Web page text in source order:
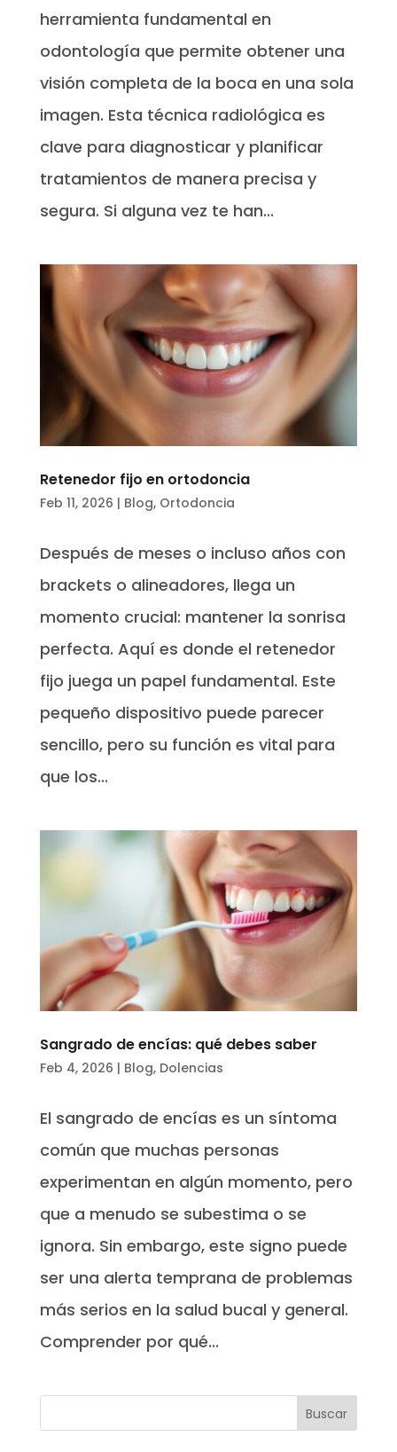
herramienta fundamental en
odontología que permite obtener una
visión completa de la boca en una sola
imagen. Esta técnica radiológica es
clave para diagnosticar y planificar
tratamientos de manera precisa y
segura. Si alguna vez te han...
Retenedor fijo en ortodoncia
Feb 11, 2026 | Blog, Ortodoncia
Después de meses o incluso años con
brackets o alineadores, llega un
momento crucial: mantener la sonrisa
perfecta. Aquí es donde el retenedor
fijo juega un papel fundamental. Este
pequeño dispositivo puede parecer
sencillo, pero su función es vital para
que los...
Sangrado de encías: qué debes saber
Feb 4, 2026 | Blog, Dolencias
El sangrado de encías es un síntoma
común que muchas personas
experimentan en algún momento, pero
que a menudo se subestima o se
ignora. Sin embargo, este signo puede
ser una alerta temprana de problemas
más serios en la salud bucal y general.
Comprender por qué...